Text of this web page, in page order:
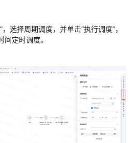
选择周期调度，并单击“执行调度”，
定时调度。